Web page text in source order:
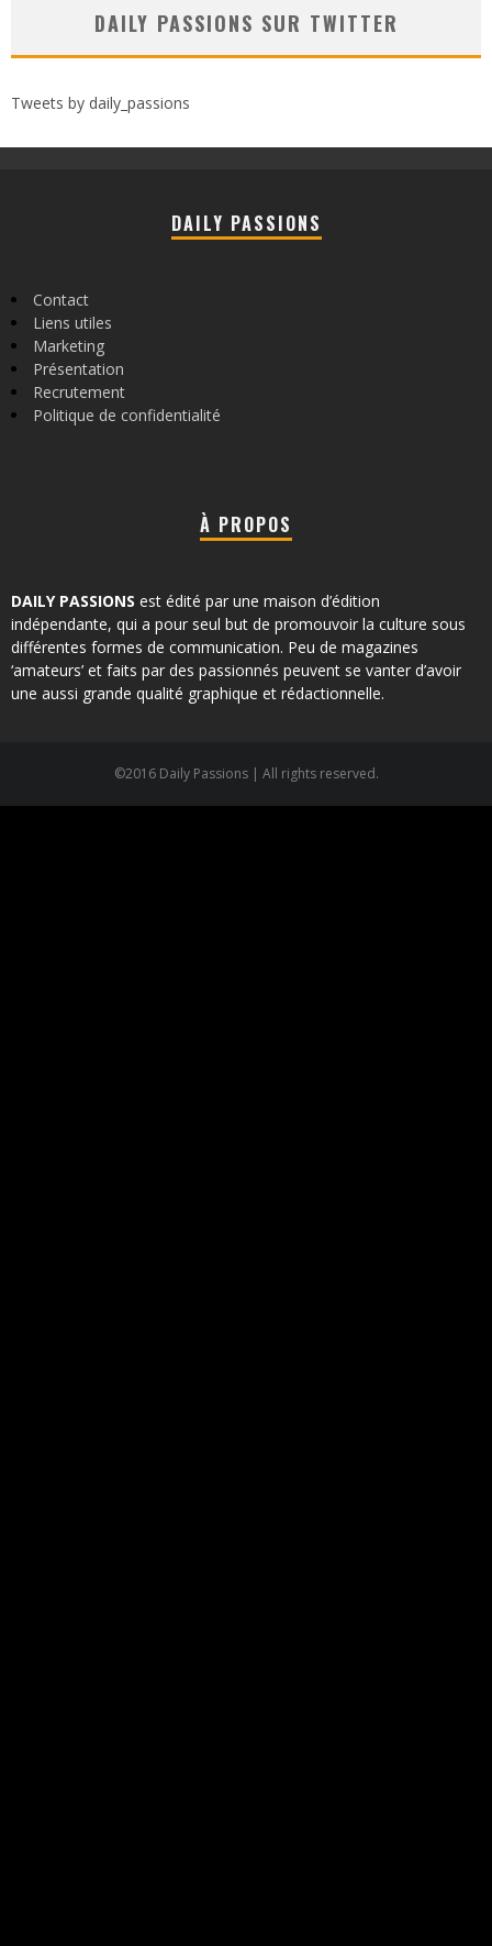
DAILY PASSIONS SUR TWITTER
Tweets by daily_passions
DAILY PASSIONS
Contact
Liens utiles
Marketing
Présentation
Recrutement
Politique de confidentialité
À PROPOS
DAILY PASSIONS est édité par une maison d’édition
indépendante, qui a pour seul but de promouvoir la culture sous
différentes formes de communication. Peu de magazines
‘amateurs’ et faits par des passionnés peuvent se vanter d’avoir
une aussi grande qualité graphique et rédactionnelle.
©2016 Daily Passions | All rights reserved.